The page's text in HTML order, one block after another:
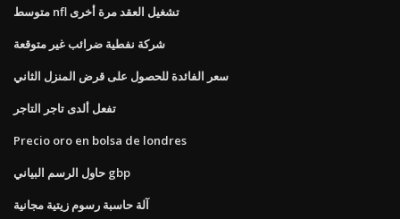
متوسط ​​nfl تشغيل العقد مرة أخرى
شركة نفطية ضرائب غير متوقعة
سعر الفائدة للحصول على قرض المنزل الثاني
تفعل ألدى تاجر التاجر
Precio oro en bolsa de londres
حاول الرسم البياني gbp
آلة حاسبة رسوم زيتية مجانية